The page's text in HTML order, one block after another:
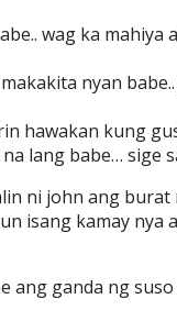
wag ka mahiya
nyan
hawakan kung
lang babe… sige
ni john ang burat
isang kamay nya
ang ganda ng suso